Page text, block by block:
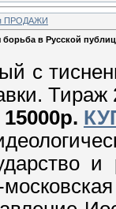
ПРОДАЖИ
в Русской
с
Тираж